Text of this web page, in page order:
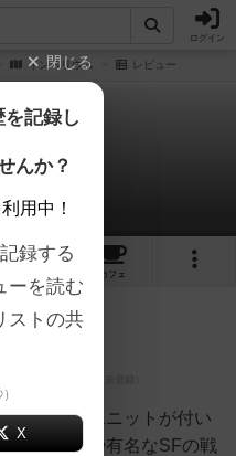
ログイン
インペリウム レビュー
ウム
ュー
2
カフェ
におまけユニットが付い
ロボットや有名なSFの戦
閉じる
記録し
んか？
用中！
録する
ーを読む
ストの共
X